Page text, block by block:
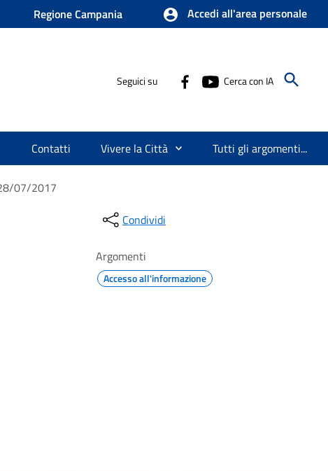
Regione Campania Accedi all'area personale
Seguici su Cerca con IA
Contatti Vivere la Città Tutti gli argomenti...
07/2017
Condividi
Argomenti
Accesso all'informazione